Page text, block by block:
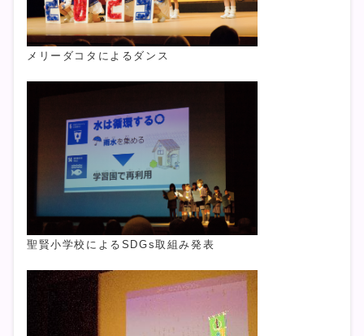
メリーダコタによるダンス
聖賢小学校によるSDGs取組み発表